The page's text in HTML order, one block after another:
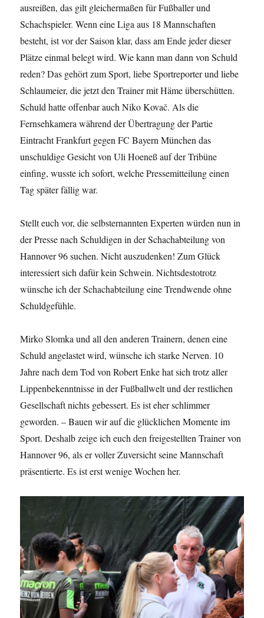
ausreißen, das gilt gleichermaßen für Fußballer und
Schachspieler. Wenn eine Liga aus 18 Mannschaften
besteht, ist vor der Saison klar, dass am Ende jeder dieser
Plätze einmal belegt wird. Wie kann man dann von Schuld
reden? Das gehört zum Sport, liebe Sportreporter und liebe
Schlaumeier, die jetzt den Trainer mit Häme überschütten.
Schuld hatte offenbar auch Niko Kovač. Als die
Fernsehkamera während der Übertragung der Partie
Eintracht Frankfurt gegen FC Bayern München das
unschuldige Gesicht von Uli Hoeneß auf der Tribüne
einfing, wusste ich sofort, welche Pressemitteilung einen
Tag später fällig war.
Stellt euch vor, die selbsternannten Experten würden nun in
der Presse nach Schuldigen in der Schachabteilung von
Hannover 96 suchen. Nicht auszudenken! Zum Glück
interessiert sich dafür kein Schwein. Nichtsdestotrotz
wünsche ich der Schachabteilung eine Trendwende ohne
Schuldgefühle.
Mirko Slomka und all den anderen Trainern, denen eine
Schuld angelastet wird, wünsche ich starke Nerven. 10
Jahre nach dem Tod von Robert Enke hat sich trotz aller
Lippenbekenntnisse in der Fußballwelt und der restlichen
Gesellschaft nichts gebessert. Es ist eher schlimmer
geworden. – Bauen wir auf die glücklichen Momente im
Sport. Deshalb zeige ich euch den freigestellten Trainer von
Hannover 96, als er voller Zuversicht seine Mannschaft
präsentierte. Es ist erst wenige Wochen her.